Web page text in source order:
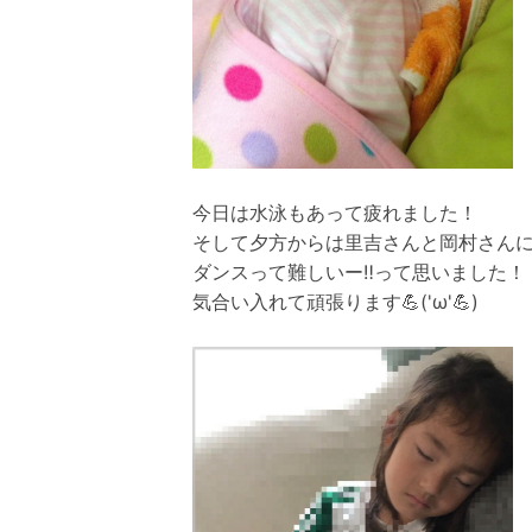
今日は水泳もあって疲れました！
そして夕方からは里吉さんと岡村さん
ダンスって難しいー‼️って思いました！
気合い入れて頑張ります💪('ω'💪)